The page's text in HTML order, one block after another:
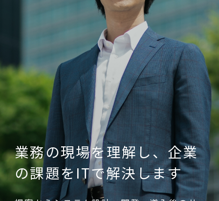
業務の現場を理解し、企業
の課題をITで解決します